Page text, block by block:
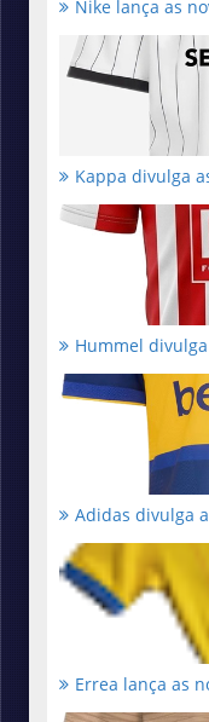
Nike lança as
Kappa divulga
Hummel
Adidas divulga
Errea lança as